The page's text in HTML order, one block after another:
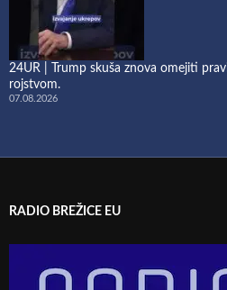
24UR | Trump skuša znova omejiti
rojstvom.
07.08.2026
RADIO BREŽICE EU